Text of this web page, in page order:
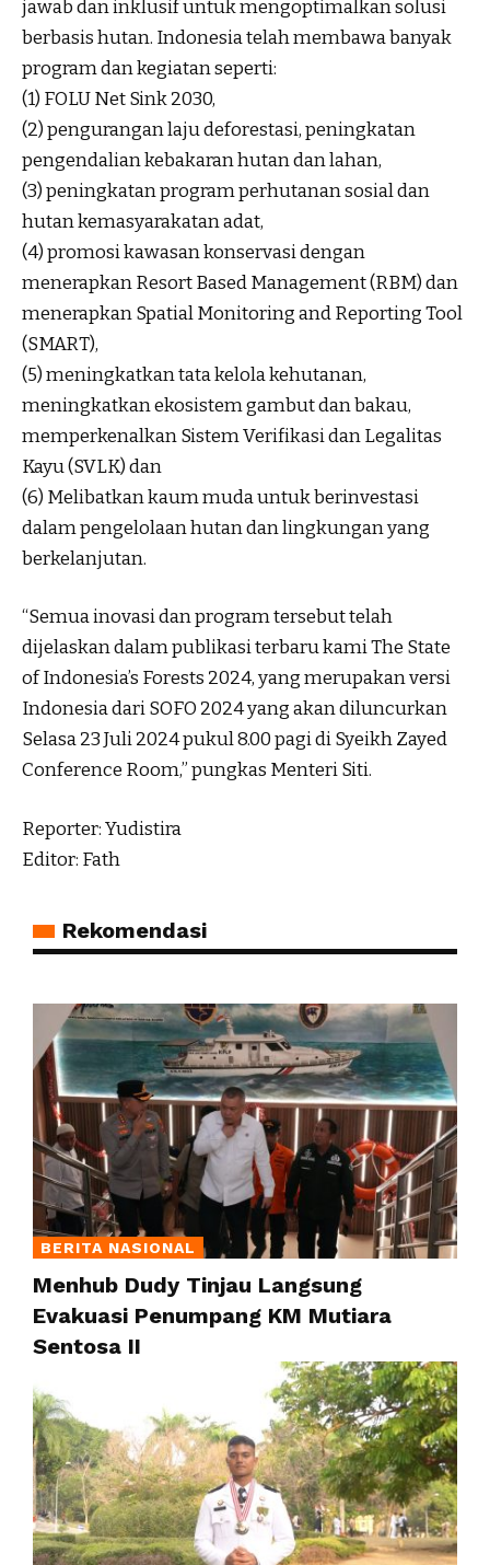
jawab dan inklusif untuk mengoptimalkan solusi
berbasis hutan. Indonesia telah membawa banyak
program dan kegiatan seperti:
(1) FOLU Net Sink 2030,
(2) pengurangan laju deforestasi, peningkatan
pengendalian kebakaran hutan dan lahan,
(3) peningkatan program perhutanan sosial dan
hutan kemasyarakatan adat,
(4) promosi kawasan konservasi dengan
menerapkan Resort Based Management (RBM) dan
menerapkan Spatial Monitoring and Reporting Tool
(SMART),
(5) meningkatkan tata kelola kehutanan,
meningkatkan ekosistem gambut dan bakau,
memperkenalkan Sistem Verifikasi dan Legalitas
Kayu (SVLK) dan
(6) Melibatkan kaum muda untuk berinvestasi
dalam pengelolaan hutan dan lingkungan yang
berkelanjutan.
“Semua inovasi dan program tersebut telah
dijelaskan dalam publikasi terbaru kami The State
of Indonesia’s Forests 2024, yang merupakan versi
Indonesia dari SOFO 2024 yang akan diluncurkan
Selasa 23 Juli 2024 pukul 8.00 pagi di Syeikh Zayed
Conference Room,” pungkas Menteri Siti.
Reporter: Yudistira
Editor: Fath
Rekomendasi
BERITA NASIONAL
Menhub Dudy Tinjau Langsung
Evakuasi Penumpang KM Mutiara
Sentosa II